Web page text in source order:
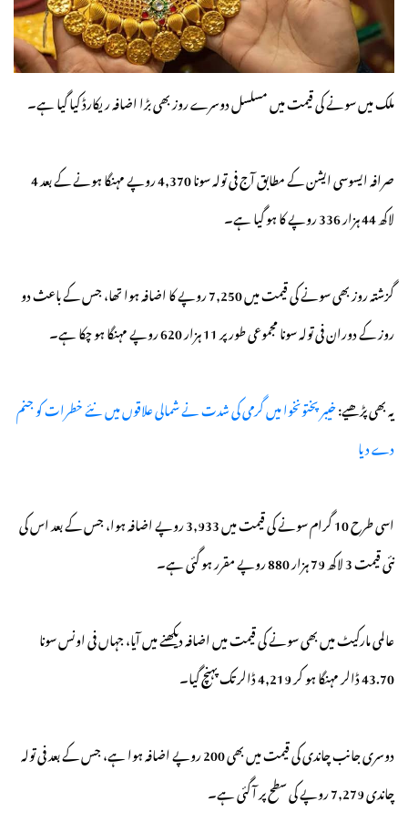
ملک میں سونے کی قیمت میں مسلسل دوسرے روز بھی بڑا اضافہ ریکارڈ کیا گیا ہے۔
صرافہ ایسوسی ایشن کے مطابق آج فی تولہ سونا 4,370 روپے مہنگا ہونے کے بعد 4
لاکھ 44 ہزار 336 روپے کا ہو گیا ہے۔
گزشتہ روز بھی سونے کی قیمت میں 7,250 روپے کا اضافہ ہوا تھا، جس کے باعث دو
روز کے دوران فی تولہ سونا مجموعی طور پر 11 ہزار 620 روپے مہنگا ہو چکا ہے۔
یہ بھی پڑھیے:خیبرپختونخوا میں گرمی کی شدت نے شمالی علاقوں میں نئے خطرات کو جنم
دے دیا
اسی طرح 10 گرام سونے کی قیمت میں 3,933 روپے اضافہ ہوا، جس کے بعد اس کی
نئی قیمت 3 لاکھ 79 ہزار 880 روپے مقرر ہو گئی ہے۔
عالمی مارکیٹ میں بھی سونے کی قیمت میں اضافہ دیکھنے میں آیا، جہاں فی اونس سونا
43.70 ڈالر مہنگا ہو کر 4,219 ڈالر تک پہنچ گیا۔
دوسری جانب چاندی کی قیمت میں بھی 200 روپے اضافہ ہوا ہے، جس کے بعد فی تولہ
چاندی 7,279 روپے کی سطح پر آ گئی ہے۔